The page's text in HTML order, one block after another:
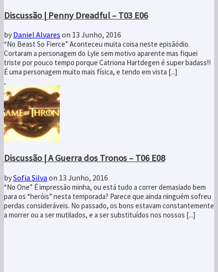
Discussão | Penny Dreadful – T03 E06
by Daniel Alvares on 13 Junho, 2016
“No Beast So Fierce” Aconteceu muita coisa neste episãódio.
Cortaram a personagem do Lyle sem motivo aparente mas fiquei
triste por pouco tempo porque Catriona Hartdegen é super badass!!
É uma personagem muito mais física, e tendo em vista [...]
Discussão | A Guerra dos Tronos – T06 E08
bySofia Silva on 13 Junho, 2016
“No One” É impressão minha, ou está tudo a correr demasiado bem
para os “heróis” nesta temporada? Parece que ainda ninguém sofreu
perdas consideráveis. No passado, os bons estavam constantemente
a morrer ou a ser mutilados, e a ser substituídos nos nossos [...]